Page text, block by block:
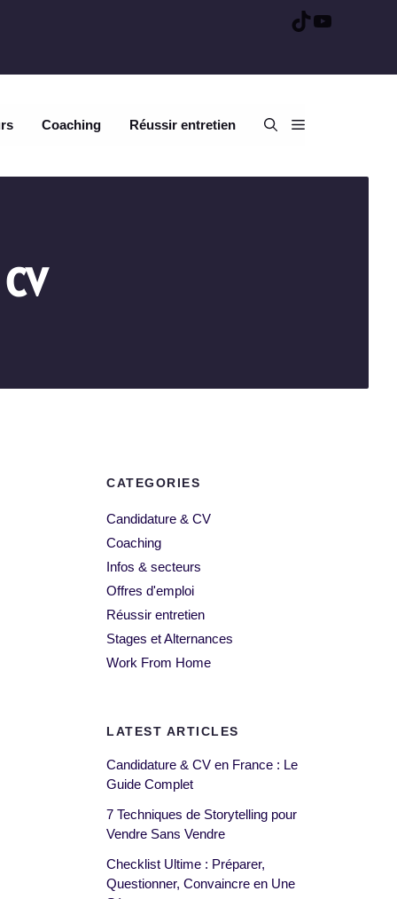
TikTokYouTube
Coaching Réussir entretien
CATEGORIES
Candidature & CV
Coaching
Infos & secteurs
Offres d'emploi
Réussir entretien
Stages et Alternances
Work From Home
LATEST ARTICLES
Candidature & CV en France : Le
Guide Complet
7 Techniques de Storytelling pour
Vendre Sans Vendre
Checklist Ultime : Préparer,
Questionner, Convaincre en Une